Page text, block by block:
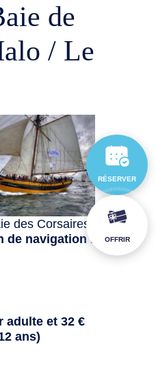
de
/ Le
des Corsaires
de navigation:
adulte et 32 €
ans)
RÉSERVER
OFFRIR